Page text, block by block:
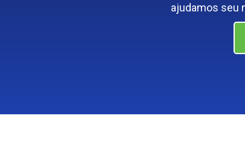
ajudamos seu